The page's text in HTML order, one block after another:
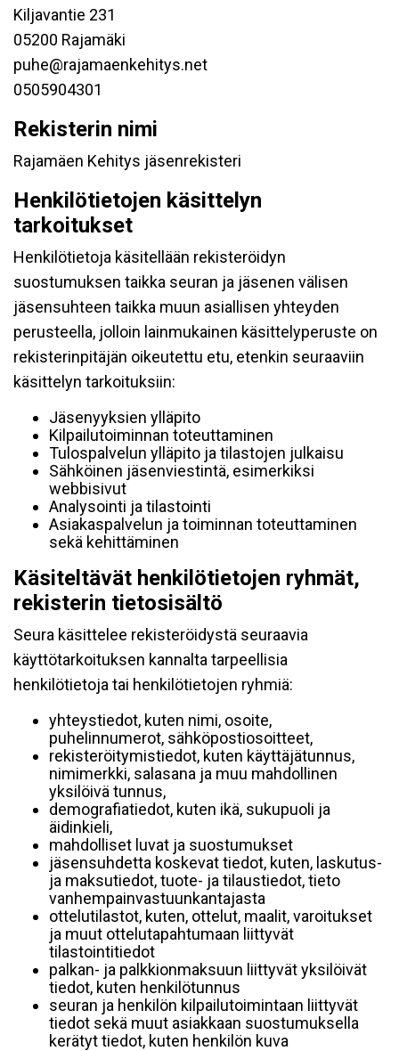
Kiljavantie 231
05200 Rajamäki
puhe@rajamaenkehitys.net
0505904301
Rekisterin nimi
Rajamäen Kehitys jäsenrekisteri
Henkilötietojen käsittelyn
tarkoitukset
Henkilötietoja käsitellään rekisteröidyn
suostumuksen taikka seuran ja jäsenen välisen
jäsensuhteen taikka muun asiallisen yhteyden
perusteella, jolloin lainmukainen käsittelyperuste on
rekisterinpitäjän oikeutettu etu, etenkin seuraaviin
käsittelyn tarkoituksiin:
Jäsenyyksien ylläpito
Kilpailutoiminnan toteuttaminen
Tulospalvelun ylläpito ja tilastojen julkaisu
Sähköinen jäsenviestintä, esimerkiksi
webbisivut
Analysointi ja tilastointi
Asiakaspalvelun ja toiminnan toteuttaminen
sekä kehittäminen
Käsiteltävät henkilötietojen ryhmät,
rekisterin tietosisältö
Seura käsittelee rekisteröidystä seuraavia
käyttötarkoituksen kannalta tarpeellisia
henkilötietoja tai henkilötietojen ryhmiä:
yhteystiedot, kuten nimi, osoite,
puhelinnumerot, sähköpostiosoitteet,
rekisteröitymistiedot, kuten käyttäjätunnus,
nimimerkki, salasana ja muu mahdollinen
yksilöivä tunnus,
demografiatiedot, kuten ikä, sukupuoli ja
äidinkieli,
mahdolliset luvat ja suostumukset
jäsensuhdetta koskevat tiedot, kuten, laskutus-
ja maksutiedot, tuote- ja tilaustiedot, tieto
vanhempainvastuunkantajasta
ottelutilastot, kuten, ottelut, maalit, varoitukset
ja muut ottelutapahtumaan liittyvät
tilastointitiedot
palkan- ja palkkionmaksuun liittyvät yksilöivät
tiedot, kuten henkilötunnus
seuran ja henkilön kilpailutoimintaan liittyvät
tiedot sekä muut asiakkaan suostumuksella
kerätyt tiedot, kuten henkilön kuva